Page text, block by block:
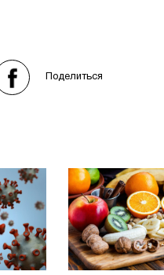
Поделиться